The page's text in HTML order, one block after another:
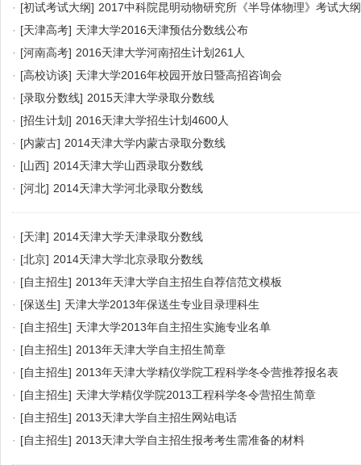
· [初试考试大纲] 2017中科院昆明动物研究所《半导体物理》考试大纲
· [天津高考] 天津大学2016天津预估分数线公布
· [河南高考] 2016天津大学河南招生计划261人
· [高校访谈] 天津大学2016年校园开放日暨高招咨询会
· [录取分数线] 2015天津大学录取分数线
· [招生计划] 2016天津大学招生计划4600人
· [内蒙古] 2014天津大学内蒙古录取分数线
· [山西] 2014天津大学山西录取分数线
· [河北] 2014天津大学河北录取分数线
· [天津] 2014天津大学天津录取分数线
· [北京] 2014天津大学北京录取分数线
· [自主招生] 2013年天津大学自主招生自荐信范文模板
· [保送生] 天津大学2013年保送生专业目录理科生
· [自主招生] 天津大学2013年自主招生实施专业名单
· [自主招生] 2013年天津大学自主招生简章
· [自主招生] 2013年天津大学精仪学院工程科学冬令营推荐报名表
· [自主招生] 天津大学精仪学院2013工程科学冬令营招生简章
· [自主招生] 2013天津大学自主招生网站电话
· [自主招生] 2013天津大学自主招生报考考生需准备的材料